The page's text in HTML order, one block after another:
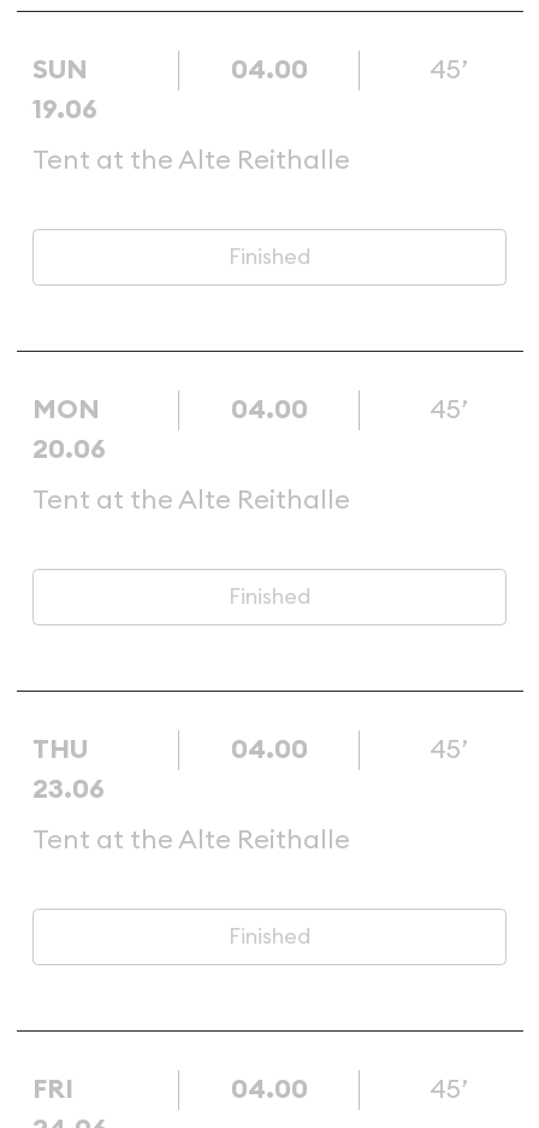
SUN
19.06
04.00 45’
Tent at the Alte Reithalle
Finished
MON
20.06
04.00 45’
Tent at the Alte Reithalle
Finished
THU
23.06
04.00 45’
Tent at the Alte Reithalle
Finished
FRI
04.00 45’